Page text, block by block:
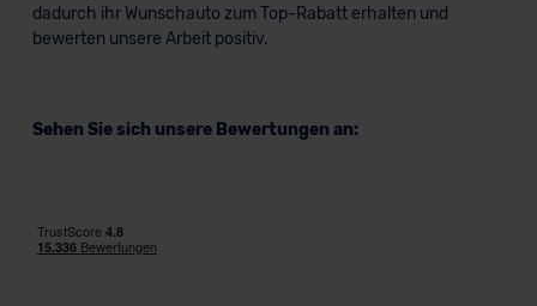
Nutzfahrzeug
dadurch ihr Wunschauto zum Top-Rabatt erhalten und
bewerten unsere Arbeit positiv.
Sehen Sie sich unsere Bewertungen an: